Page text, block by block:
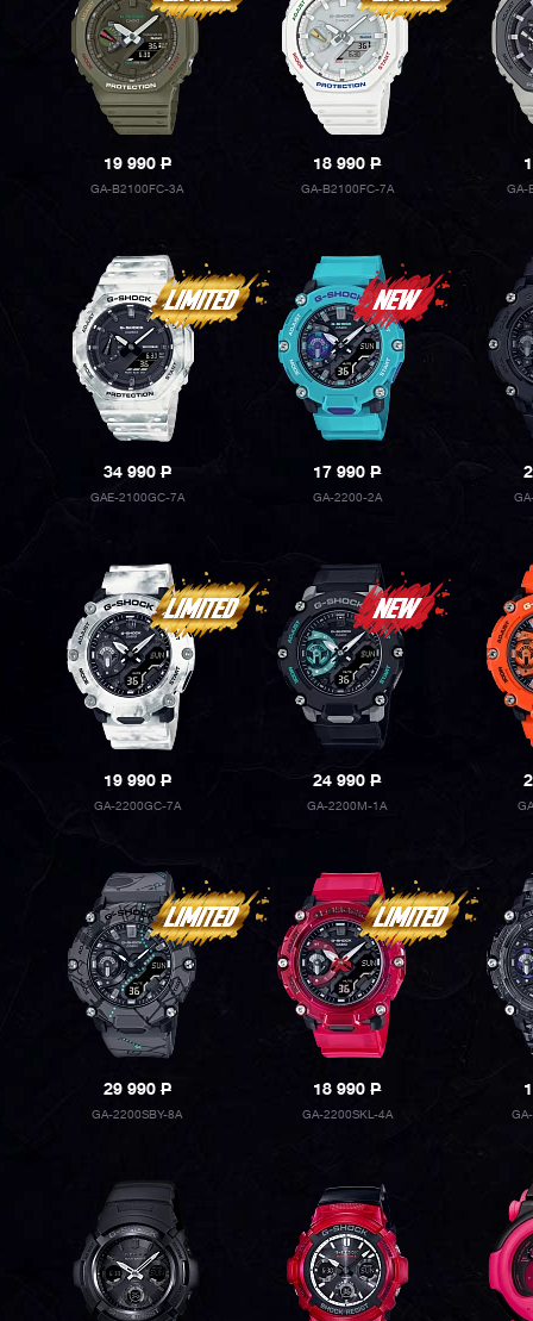
19 990P
GA-B2100FC-3A
18 990P
GA-B2100FC-7A GA-
34 990P
GAE-2100GC-7A
17 990P
GA-2200-2A
19 990P
GA-2200GC-7A
24 990P
GA-2200M-1A
29 990P
GA-2200SBY-8A
18 990P
GA-2200SKL-4A